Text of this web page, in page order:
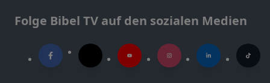
Folge Bibel TV auf den sozialen Medien